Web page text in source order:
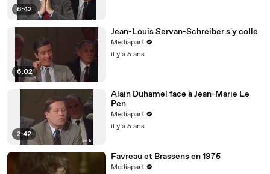
6:42
6:02
Jean-Louis Servan-Schreiber s'y colle
Mediapart
il y a 5 ans
2:42
Alain Duhamel face à Jean-Marie Le
Pen
Mediapart
il y a 5 ans
Favreau et Brassens en 1975
Mediapart